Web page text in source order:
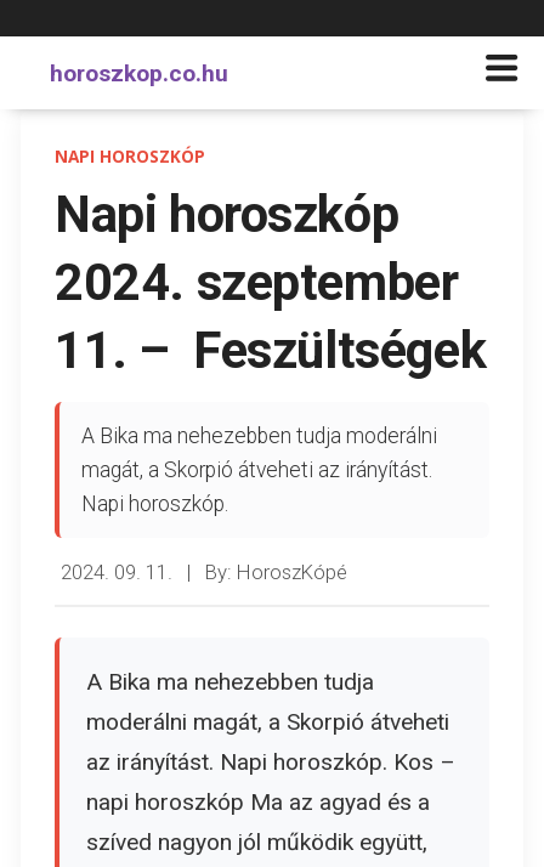
horoszkop.co.hu
NAPI HOROSZKÓP
Napi horoszkóp
2024. szeptember
11. – Feszültségek
A Bika ma nehezebben tudja moderálni
magát, a Skorpió átveheti az irányítást.
Napi horoszkóp.
2024. 09. 11. | By: HoroszKópé
A Bika ma nehezebben tudja
moderálni magát, a Skorpió átveheti
az irányítást. Napi horoszkóp. Kos –
napi horoszkóp Ma az agyad és a
szíved nagyon jól működik együtt,